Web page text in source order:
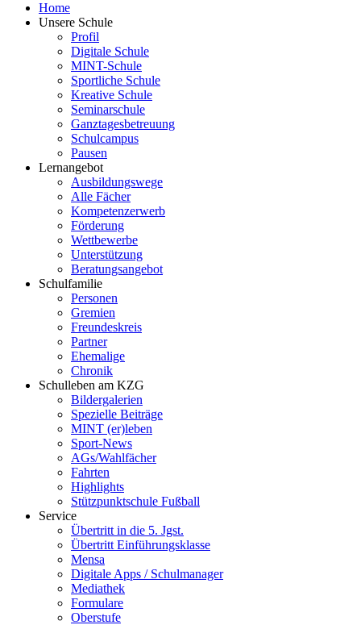
Home
Unsere Schule
Profil
Digitale Schule
MINT-Schule
Sportliche Schule
Kreative Schule
Seminarschule
Ganztagesbetreuung
Schulcampus
Pausen
Lernangebot
Ausbildungswege
Alle Fächer
Kompetenzerwerb
Förderung
Wettbewerbe
Unterstützung
Beratungsangebot
Schulfamilie
Personen
Gremien
Freundeskreis
Partner
Ehemalige
Chronik
Schulleben am KZG
Bildergalerien
Spezielle Beiträge
MINT (er)leben
Sport-News
AGs/Wahlfächer
Fahrten
Highlights
Stützpunktschule Fußball
Service
Übertritt in die 5. Jgst.
Übertritt Einführungsklasse
Mensa
Digitale Apps / Schulmanager
Mediathek
Formulare
Oberstufe